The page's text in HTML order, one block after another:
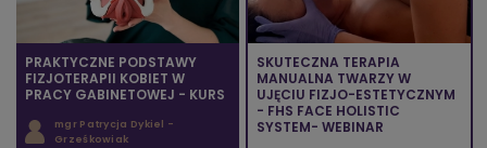
PRAKTYCZNE PODSTAWY
FIZJOTERAPII KOBIET W
PRACY GABINETOWEJ - KURS
mgr Patrycja Dykiel -
Grześkowiak
SKUTECZNA TERAPIA
MANUALNA TWARZY W
UJĘCIU FIZJO-ESTETYCZNYM
- FHS FACE HOLISTIC
SYSTEM- WEBINAR